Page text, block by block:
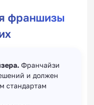
франшизы
Франчайзи
и должен
стандартам